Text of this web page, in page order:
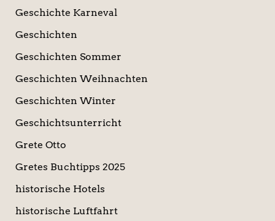
Geschichte Karneval
Geschichten
Geschichten Sommer
Geschichten Weihnachten
Geschichten Winter
Geschichtsunterricht
Grete Otto
Gretes Buchtipps 2025
historische Hotels
historische Luftfahrt